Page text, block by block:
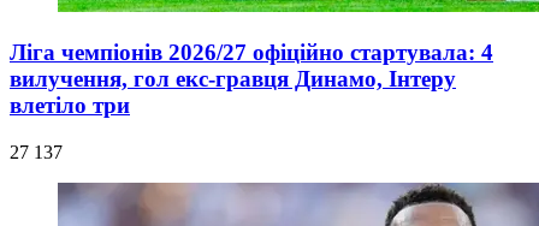
Ліга чемпіонів 2026/27 офіційно стартувала: 4
вилучення, гол екс-гравця Динамо, Інтеру
влетіло три
27 137